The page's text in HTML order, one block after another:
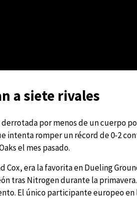
a siete rivales
por menos de un cuerpo
intenta romper un récord de 0-2
el mes pasado.
Cox, era la favorita en Dueling
tras Nitrogen durante la primavera.
El único participante europeo en